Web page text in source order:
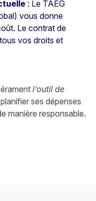
: Le TAEG
vous donne
Le contrat de
vos droits et
l’outil de
ses dépenses
manière responsable.